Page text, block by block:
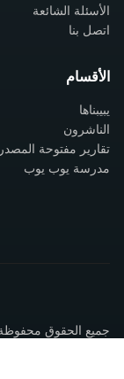
الأسئلة الشائعة
اتصل بنا
الأقسام
يبيبناها
الناشرون
تقارير مفتوحة المصدر
مدرسة يوب يوب
جميع الحقوق محفوظة © 2026 يوب يوب. جميع